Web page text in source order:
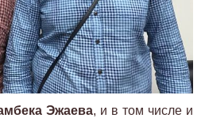
Эжаева, и в том числе и